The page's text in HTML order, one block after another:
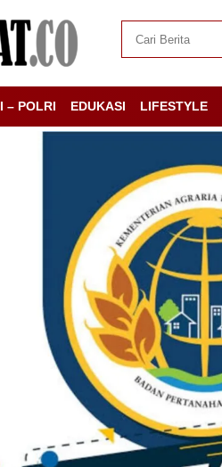
– POLRI EDUKASI LIFESTYLE